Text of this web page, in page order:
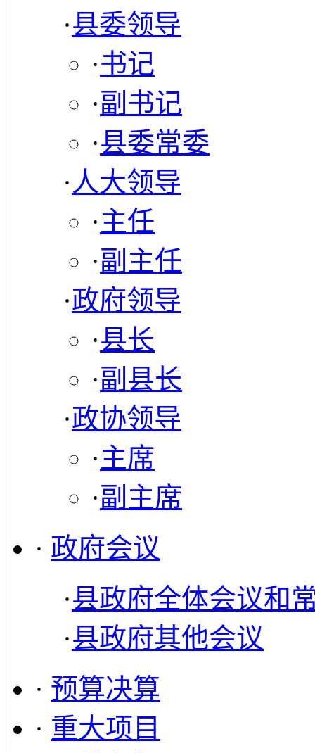
·县委领导
·书记
·副书记
·县委常委
· 人大领导
·主任
·副主任
·政府领导
·县长
·副县长
·政协领导
·主席
·副主席
· 政府会议
·县政府全体会议和
·县政府其他会议
· 预算决算
· 重大项目